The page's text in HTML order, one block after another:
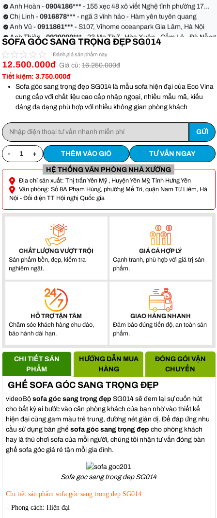
Anh Hoàn - 0904186*** - 155 xẹc 48 xô viết Nghệ tĩnh phường 17
quận Bình Thạnh
Chị Linh - 0916878***
- ngã 3 vĩnh hảo - Hàm yên tuyên quang
Anh Vũ - 0911861*** - S107, Vihome oceanpark Gia Lâm, Hà Nội
Anh Thiện - 0929090*** - 23 Mẹ Thứ - Hòa Xuân - Cẩm Lệ - Đà Nẵng
Chị Hoa -0988068***- 56 Nguyễn Khang, Cầu Giấy
Anh Việt -0349582***- Toà Moonlight An Lạc, Vân Canh Hoài Đức
Anh Hoàn -0904186*** - 155 xẹc 48 xô viết Nghệ tĩnh phường 17
quận Bình Thạnh
Chị Linh - 0916878***
Anh Vũ -0911861***- S107, Vihome oceanpark Gia Lâm, Hà Nội
SOFA GÓC SANG TRỌNG ĐẸP SG014
Đánh giá sản phẩm này
12.500.000đ Giá cũ:16.250.000đ
Tiết kiệm: 3.750.000đ
Sofa góc sang trọng đẹp SG014 là mẫu sofa hiện đại của Eco Vina
cung cấp với chất liệu cao cấp nhập ngoại, nhiều mẫu mã, kiểu
dáng đa dạng phù hợp với nhiều không gian phòng khách
- + THÊM VÀO GIỎ TƯ VẤN NGAY
HỆ THỐNG VĂN PHÒNG NHÀ XƯỞNG
Địa chỉ sản xuất: Thị trấn Yên Mỹ , Huyện Yên Mỹ, Tỉnh Hưng Yên
Văn phòng: Số 8A Phạm Hùng, phường Mễ Trì, quận Nam Từ Liêm, Hà
Nội - Đối diện TT Hội nghị Quốc gia
CHẤT LƯỢNG VƯỢT TRỘI
Sản phẩm bền, đẹp, kiểm tra
nghiêm ngặt.
GIÁ CẢ HỢP LÝ
Cạnh tranh, phù hợp với giá trị sản
phẩm.
HỖ TRỢ TẬN TÂM
Chăm sóc khách hàng chu đáo,
bảo hành dài hạn.
GIAO HÀNG NHANH
Đảm bảo đúng tiến độ, an toàn sản
phẩm.
CHI TIẾT SẢN
PHẨM
HƯỚNG DẪN MUA
HÀNG
ĐÓNG GÓI VẬN
CHUYỂN
GHẾ SOFA GÓC SANG TRỌNG ĐẸP
videoBộ sofa góc sang trọng đẹp SG014 sẽ đem lại sự cuốn hút
cho bất kỳ ai bước vào căn phòng khách của bạn nhờ vào thiết kế
hiện đại cùng gam màu trẻ trung, đường nét giản dị. Để đáp ứng nhu
cầu sử dụng bàn ghế sofa góc sang trọng đẹp cho phòng khách
hay là thú chơi sofa của mỗi người, chúng tôi nhận tư vấn đóng bàn
ghế sofa góc giá rẻ tận mỗi gia đình.
Sofa goc sang trong dep SG014
Chi tiết sản phẩm sofa góc sang trọng đẹp SG014
– Phong cách: Hiện đại